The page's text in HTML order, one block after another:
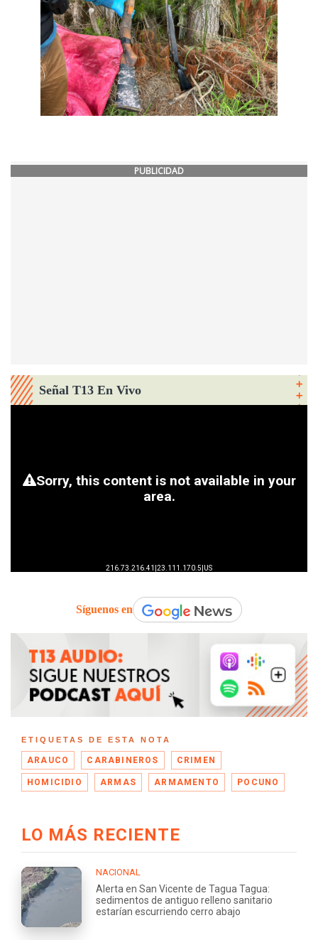
PUBLICIDAD
Señal T13 En Vivo
Síguenos en
ETIQUETAS DE ESTA NOTA
ARAUCO CARABINEROS CRIMEN
HOMICIDIO ARMAS ARMAMENTO POCUNO
LO MÁS RECIENTE
NACIONAL
Alerta en San Vicente de Tagua Tagua:
sedimentos de antiguo relleno sanitario
estarían escurriendo cerro abajo